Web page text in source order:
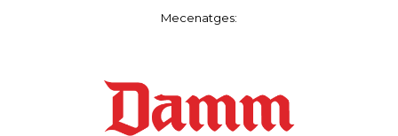
Mecenatges: